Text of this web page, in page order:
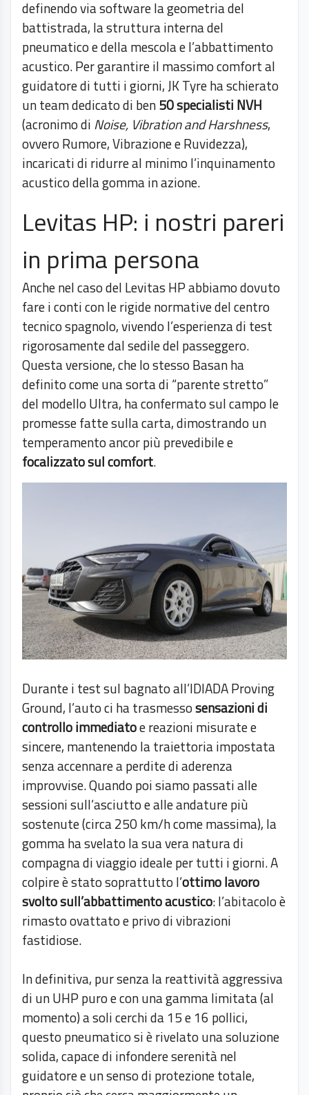
definendo via software la geometria del
battistrada, la struttura interna del
pneumatico e della mescola e l’abbattimento
acustico. Per garantire il massimo comfort al
guidatore di tutti i giorni, JK Tyre ha schierato
un team dedicato di ben50 specialisti NVH
(acronimo di Noise, Vibration and Harshness,
ovvero Rumore, Vibrazione e Ruvidezza),
incaricati di ridurre al minimo l’inquinamento
acustico della gomma in azione.
Levitas HP: i nostri pareri
in prima persona
Anche nel caso del Levitas HP abbiamo dovuto
fare i conti con le rigide normative del centro
tecnico spagnolo, vivendo l’esperienza di test
rigorosamente dal sedile del passeggero.
Questa versione, che lo stesso Basan ha
definito come una sorta di “parente stretto”
del modello Ultra, ha confermato sul campo le
promesse fatte sulla carta, dimostrando un
temperamento ancor più prevedibile e
focalizzato sul comfort.
Durante i test sul bagnato all’IDIADA Proving
Ground, l’auto ci ha trasmessosensazioni di
controllo immediatoe reazioni misurate e
sincere, mantenendo la traiettoria impostata
senza accennare a perdite di aderenza
improvvise. Quando poi siamo passati alle
sessioni sull’asciutto e alle andature più
sostenute (circa 250 km/h come massima), la
gomma ha svelato la sua vera natura di
compagna di viaggio ideale per tutti i giorni. A
colpire è stato soprattutto l’ottimo lavoro
svolto sull’abbattimento acustico: l’abitacolo è
rimasto ovattato e privo di vibrazioni
fastidiose.
In definitiva, pur senza la reattività aggressiva
di un UHP puro e con una gamma limitata (al
momento) a soli cerchi da 15 e 16 pollici,
questo pneumatico si è rivelato una soluzione
solida, capace di infondere serenità nel
guidatore e un senso di protezione totale,